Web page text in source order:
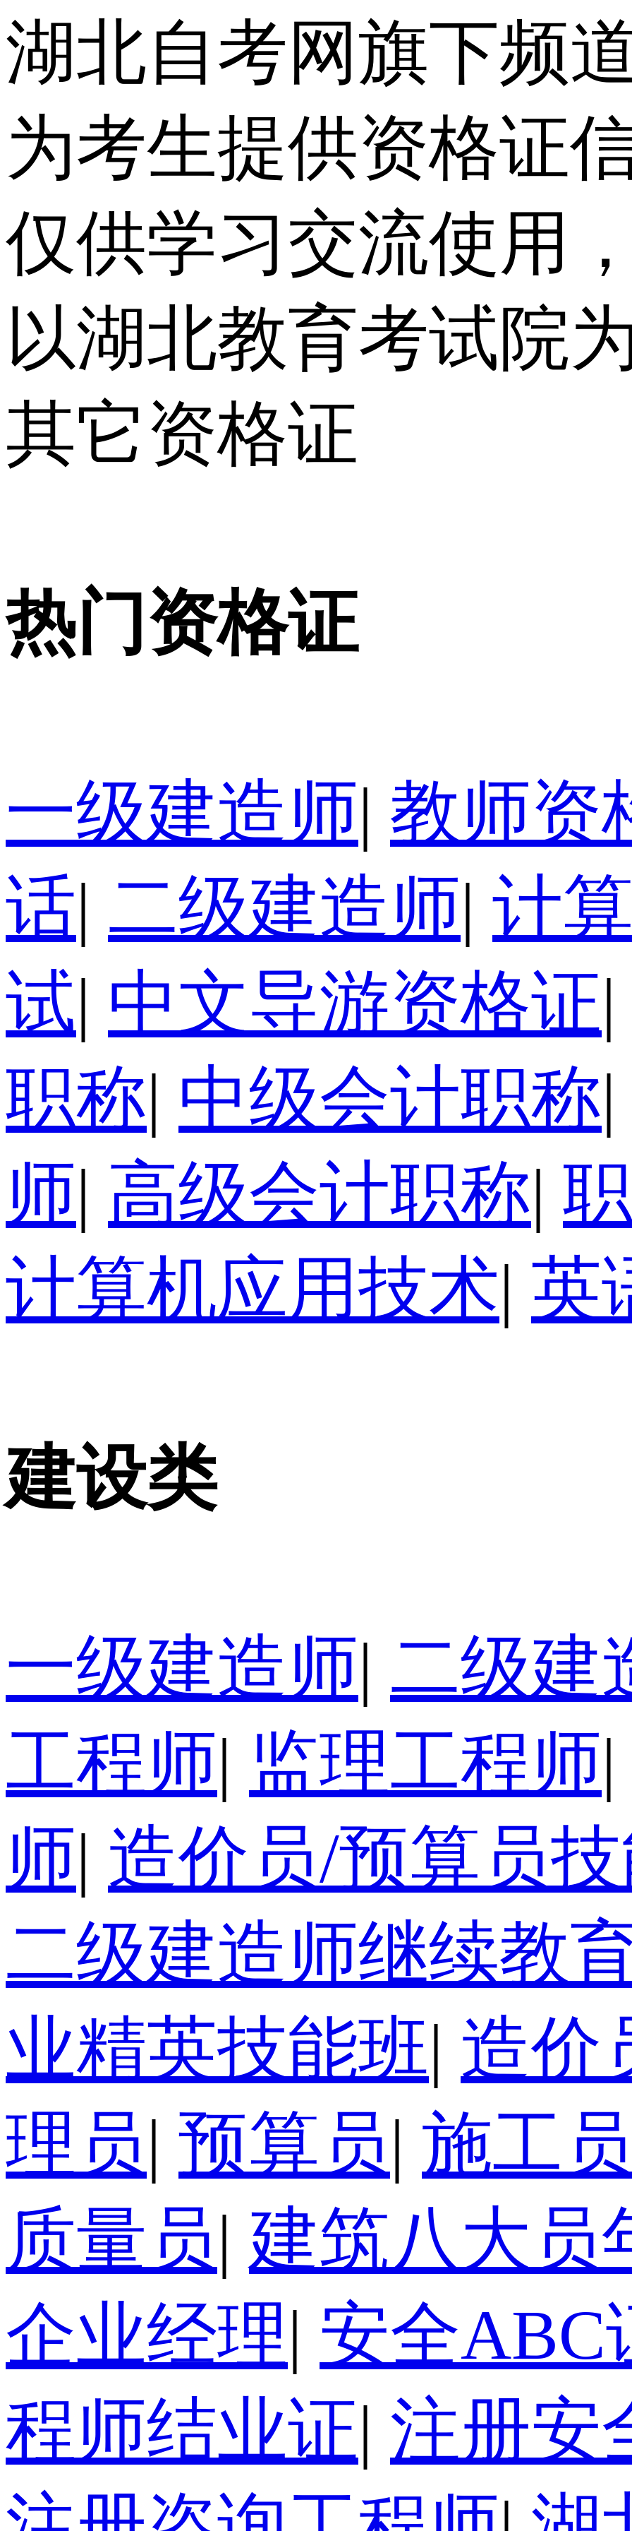
湖北自考网旗下频
为考生提供资格证
仅供学习交流使用
以湖北教育考试院
其它资格证
热门资格证
一级建造师| 教师资
话| 二级建造师| 计
试| 中文导游资格证|
职称| 中级会计职称|
师| 高级会计职称|
计算机应用技术| 英
建设类
一级建造师| 二级建
工程师| 监理工程师|
师| 造价员/预算员
二级建造师继续教
业精英技能班| 造价
理员| 预算员| 施工
质量员| 建筑八大员
企业经理| 安全ABC
程师结业证| 注册安